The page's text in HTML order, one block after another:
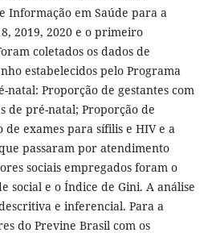
Informação em Saúde para a
2019, 2020 e o primeiro
coletados os dados de
estabelecidos pelo Programa
natal: Proporção de gestantes com
de pré-natal; Proporção de
de exames para sífilis e HIV e a
passaram por atendimento
sociais empregados foram o
social e o Índice de Gini. A análise
e inferencial. Para a
do Previne Brasil com os